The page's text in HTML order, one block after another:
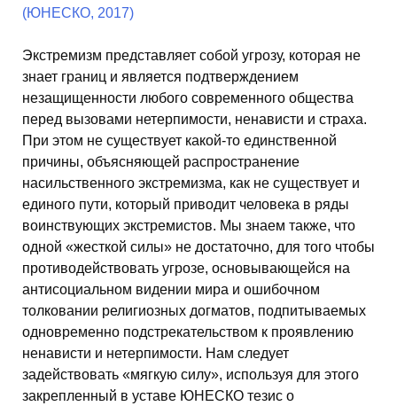
Экстремизм представляет собой угрозу, которая не
знает границ и является подтверждением
незащищенности любого современного общества
перед вызовами нетерпимости, ненависти и страха.
При этом не существует какой-то единственной
причины, объясняющей распространение
насильственного экстремизма, как не существует и
единого пути, который приводит человека в ряды
воинствующих экстремистов. Мы знаем также, что
одной «жесткой силы» не достаточно, для того чтобы
противодействовать угрозе, основывающейся на
антисоциальном видении мира и ошибочном
толковании религиозных догматов, подпитываемых
одновременно подстрекательством к проявлению
ненависти и нетерпимости. Нам следует
задействовать «мягкую силу», используя для этого
закрепленный в уставе ЮНЕСКО тезис о